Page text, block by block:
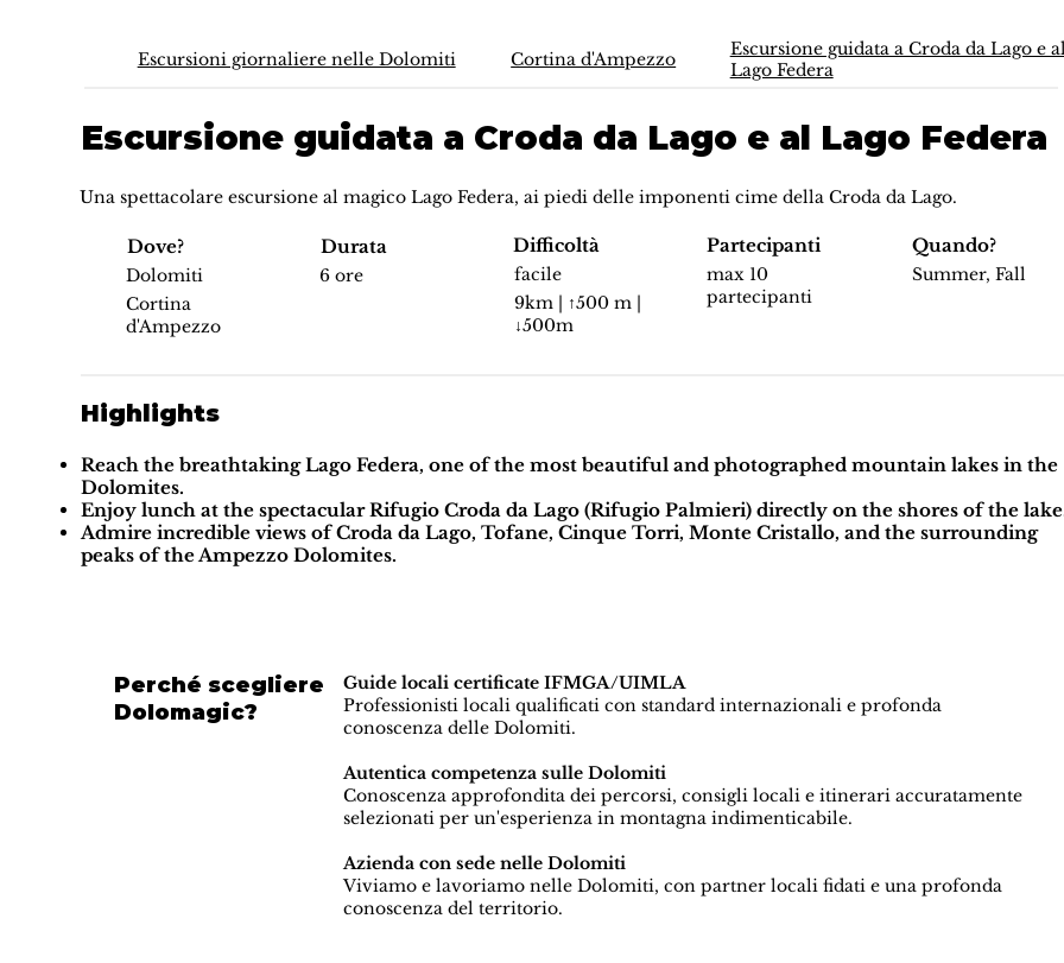
Escursioni giornaliere nelle Dolomiti Cortina d'Ampezzo
Escursione guidata a Croda da Lago e al
Lago Federa
Escursione guidata a Croda da Lago e al Lago Federa
Una spettacolare escursione al magico Lago Federa, ai piedi delle imponenti cime della Croda da Lago.
Dove?
Dolomiti
Cortina
d'Ampezzo
Durata
6 ore
Difficoltà
facile
9km | ↑500 m |
↓500m
Partecipanti
max 10
partecipanti
Quando?
Summer, Fall
Highlights
Reach the breathtakingLago Federa, one of the most beautiful and photographed mountain lakes in the
Dolomites.
Enjoy lunch at the spectacularRifugio Croda da Lago (Rifugio Palmieri)directly on the shores of the
Admire incredible views ofCroda da Lago, Tofane, Cinque Torri, Monte Cristallo, and the surrounding
peaks of the Ampezzo Dolomites.
Perché scegliere
Dolomagic?
Guide locali certificate IFMGA/UIMLA
Professionisti locali qualificati con standard internazionali e profonda
conoscenza delle Dolomiti.
Autentica competenza sulle Dolomiti
Conoscenza approfondita dei percorsi, consigli locali e itinerari accuratamente
selezionati per un'esperienza in montagna indimenticabile.
Azienda con sede nelle Dolomiti
Viviamo e lavoriamo nelle Dolomiti, con partner locali fidati e una profonda
conoscenza del territorio.